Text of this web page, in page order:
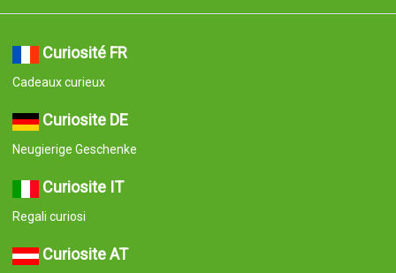
Curiosité FR
Cadeaux curieux
Curiosite DE
Neugierige Geschenke
Curiosite IT
Regali curiosi
Curiosite AT